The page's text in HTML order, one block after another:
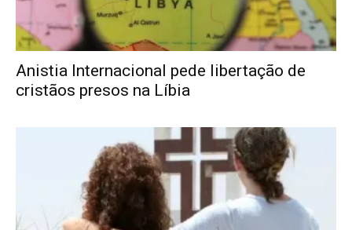
Anistia Internacional pede libertação de
cristãos presos na Líbia